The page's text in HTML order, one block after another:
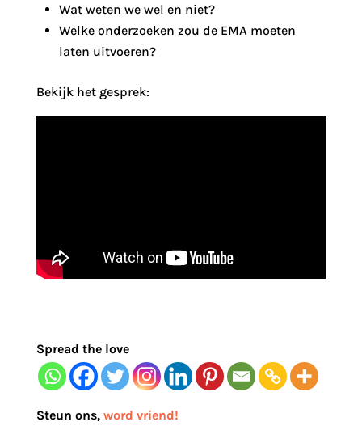
Wat weten we wel en niet?
Welke onderzoeken zou de EMA moeten
laten uitvoeren?
Bekijk het gesprek:
Spread the love
Steun ons, word vriend!